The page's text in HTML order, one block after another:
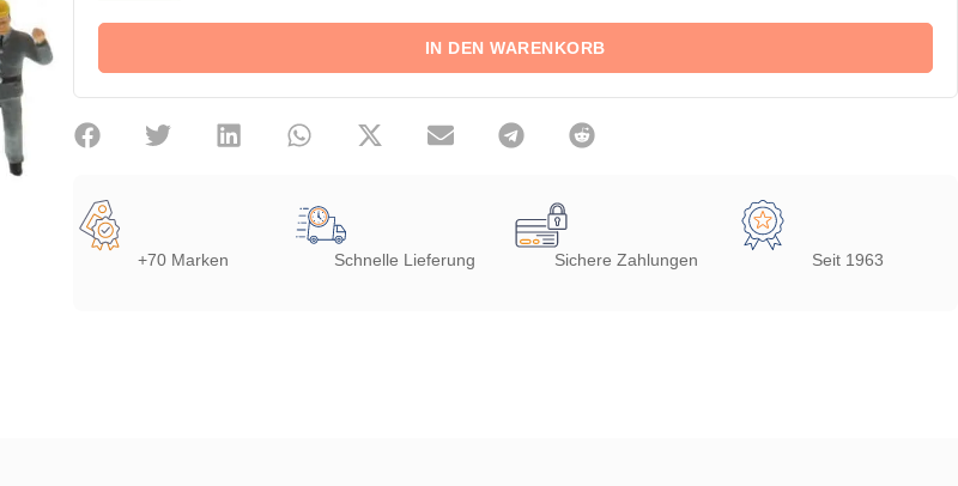
IN DEN WARENKORB
+70 Marken Schnelle Lieferung Sichere Zahlungen Seit 1963